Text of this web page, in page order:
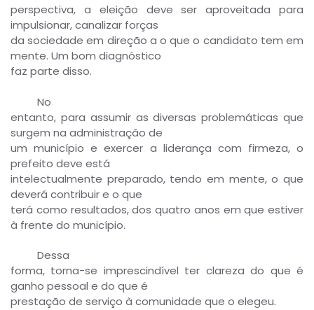
perspectiva, a eleição deve ser aproveitada para
impulsionar, canalizar forças
da sociedade em direção a o que o candidato tem em
mente. Um bom diagnóstico
faz parte disso.
No
entanto, para assumir as diversas problemáticas que
surgem na administração de
um município e exercer a liderança com firmeza, o
prefeito deve está
intelectualmente preparado, tendo em mente, o que
deverá contribuir e o que
terá como resultados, dos quatro anos em que estiver
à frente do município.
Dessa
forma, torna-se imprescindível ter clareza do que é
ganho pessoal e do que é
prestação de serviço à comunidade que o elegeu.